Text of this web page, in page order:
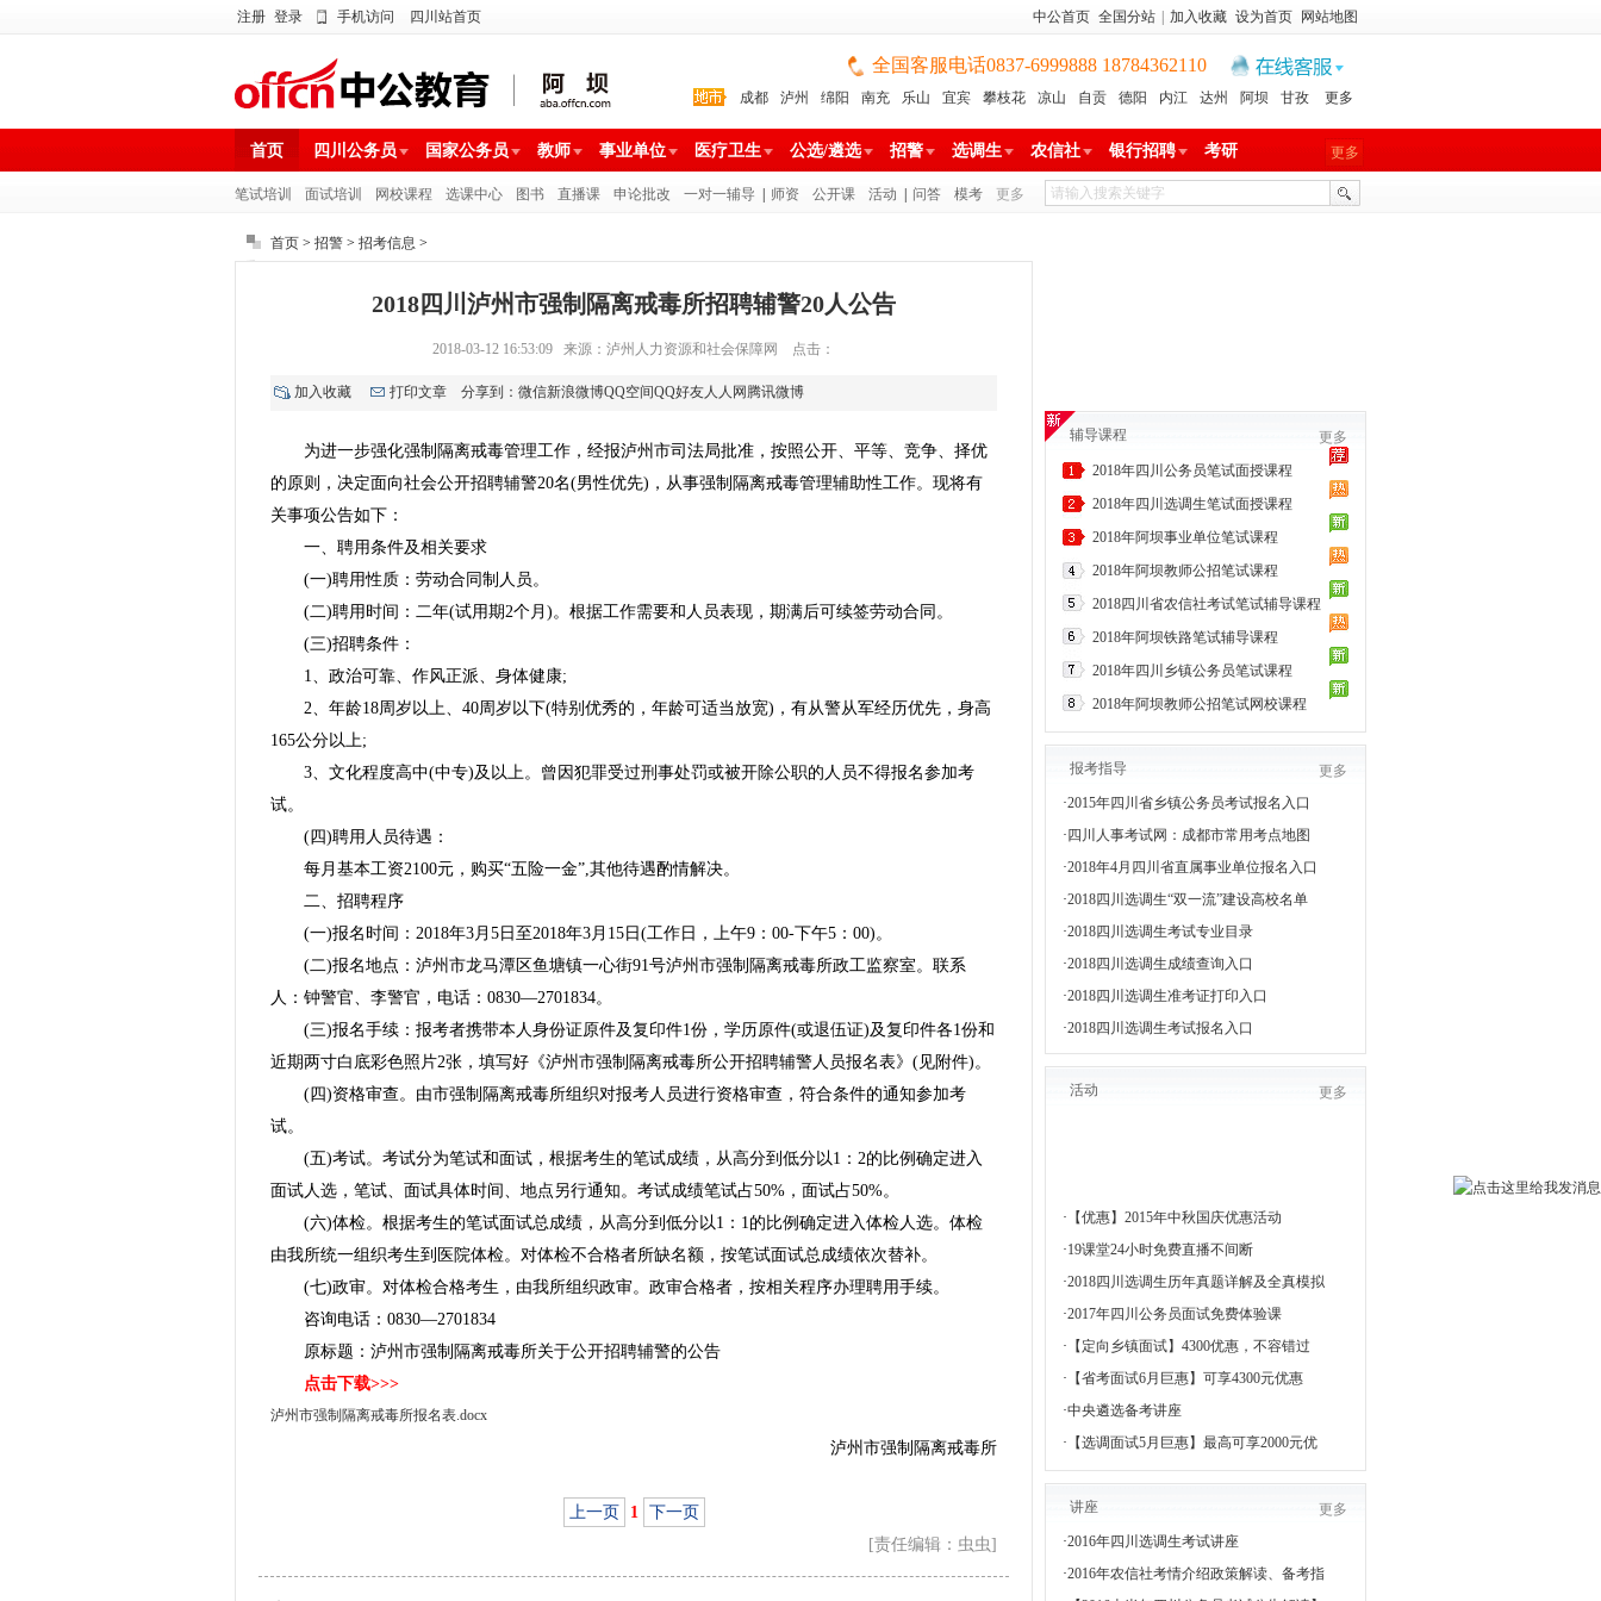
注册 登录 手机访问 四川站首页 中公首页 全国分站 加入收藏 设为首页 网站地图
全国客服电话0837-6999888 18784362110
成都 泸州 绵阳 南充 乐山 宜宾 攀枝花 凉山 自贡 德阳 内江 达州 阿坝 甘孜
更多
首页 四川公务员 国家公务员 教师 事业单位 医疗卫生 公选/遴选 招警 选调生 农信社 银行招聘 更多
考研
笔试培训 面试培训 网校课程 选课中心 图书 直播课 申论批改 一对一辅导 师资 公开课 活动 问答 模考 更多
首页 > 招警 > 招考信息 >
2018四川泸州市强制隔离戒毒所招聘辅警20人公告
2018-03-12 16:53:09 来源：泸州人力资源和社会保障网 点击：
加入收藏 打印文章 分享到： 微信新浪微博QQ空间QQ好友人人网 腾讯微博
为进一步强化强制隔离戒毒管理工作，经报泸州市司法局批准，按照公开、平等、竞争、择优
的原则，决定面向社会公开招聘辅警20名(男性优先)，从事强制隔离戒毒管理辅助性工作。现将有
关事项公告如下：
一、聘用条件及相关要求
(一)聘用性质：劳动合同制人员。
(二)聘用时间：二年(试用期2个月)。根据工作需要和人员表现，期满后可续签劳动合同。
(三)招聘条件：
1、政治可靠、作风正派、身体健康;
2、年龄18周岁以上、40周岁以下(特别优秀的，年龄可适当放宽)，有从警从军经历优先，身高
165公分以上;
3、文化程度高中(中专)及以上。曾因犯罪受过刑事处罚或被开除公职的人员不得报名参加考
试。
(四)聘用人员待遇：
每月基本工资2100元，购买“五险一金”,其他待遇酌情解决。
二、招聘程序
(一)报名时间：2018年3月5日至2018年3月15日(工作日，上午9：00-下午5：00)。
(二)报名地点：泸州市龙马潭区鱼塘镇一心街91号泸州市强制隔离戒毒所政工监察室。联系
人：钟警官、李警官，电话：0830—2701834。
(三)报名手续：报考者携带本人身份证原件及复印件1份，学历原件(或退伍证)及复印件各1份和
近期两寸白底彩色照片2张，填写好《泸州市强制隔离戒毒所公开招聘辅警人员报名表》(见附件)。
(四)资格审查。由市强制隔离戒毒所组织对报考人员进行资格审查，符合条件的通知参加考
试。
(五)考试。考试分为笔试和面试，根据考生的笔试成绩，从高分到低分以1：2的比例确定进入
面试人选，笔试、面试具体时间、地点另行通知。考试成绩笔试占50%，面试占50%。
(六)体检。根据考生的笔试面试总成绩，从高分到低分以1：1的比例确定进入体检人选。体检
由我所统一组织考生到医院体检。对体检不合格者所缺名额，按笔试面试总成绩依次替补。
(七)政审。对体检合格考生，由我所组织政审。政审合格者，按相关程序办理聘用手续。
咨询电话：0830—2701834
原标题：泸州市强制隔离戒毒所关于公开招聘辅警的公告
点击下载>>>
泸州市强制隔离戒毒所报名表.docx
泸州市强制隔离戒毒所
上一页 1
下一页
[责任编辑：虫虫]
辅导课程
更多
2018年四川公务员笔试面授课程
2018年四川选调生笔试面授课程
2018年阿坝事业单位笔试课程
2018年阿坝教师公招笔试课程
2018四川省农信社考试笔试辅导课程
2018年阿坝铁路笔试辅导课程
2018年四川乡镇公务员笔试课程
2018年阿坝教师公招笔试网校课程
报考指导
更多
·2015年四川省乡镇公务员考试报名入口
· 四川人事考试网：成都市常用考点地图
·2018年4月四川省直属事业单位报名入口
·2018四川选调生“双一流”建设高校名单
·2018四川选调生考试专业目录
·2018四川选调生成绩查询入口
·2018四川选调生准考证打印入口
·2018四川选调生考试报名入口
活动 更多
· 【优惠】2015年中秋国庆优惠活动
·19课堂24小时免费直播不间断
·2018四川选调生历年真题详解及全真模拟
·2017年四川公务员面试免费体验课
· 【定向乡镇面试】4300优惠，不容错过
· 【省考面试6月巨惠】可享4300元优惠
·中央遴选备考讲座
· 【选调面试5月巨惠】最高可享2000元优
讲座
更多
·2016年四川选调生考试讲座
·2016年农信社考情介绍政策解读、备考指